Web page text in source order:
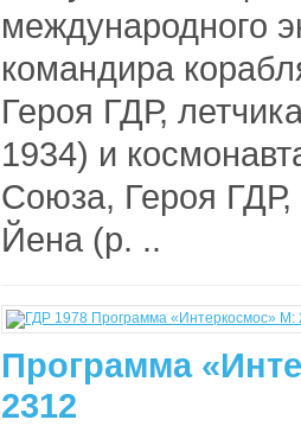
международного
командира
Героя ГДР,
1934) и
Союза, Героя ГДР,
Йена (р. ..
Программа
2312